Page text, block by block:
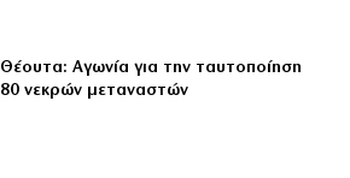
Θέουτα: Αγωνία για την ταυτοποίηση
80 νεκρών μεταναστών